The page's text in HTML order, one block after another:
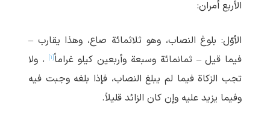
الأربع أمران:
الأوّل: بلوغ النصاب، وهو ثلاثمائة صاع، وهذا یقارب –
فیما قیل – ثمانمائة وسبعة وأربعین کیلو غراماً[۱]
، ولا
تجب الزکاة فیما لم ‏یبلغ النصاب، فإذا بلغه وجبت فیه
وفیما یزید علیه وإن کان الزائد قلیلاً.